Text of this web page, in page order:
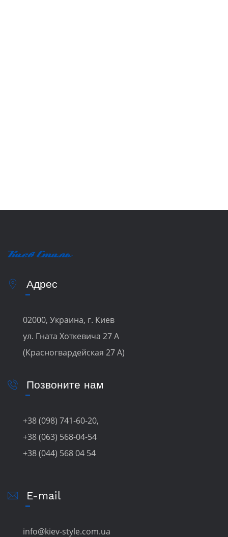
Адрес
02000, Украина, г. Киев
ул. Гната Хоткевича 27 А
(Красногвардейская 27 А)
Позвоните нам
+38 (098) 741-60-20,
+38 (063) 568-04-54
+38 (044) 568 04 54
E-mail
info@kiev-style.com.ua